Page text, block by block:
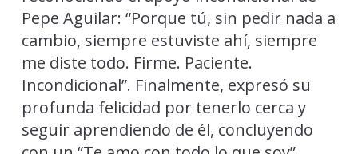
Pepe Aguilar: “Porque tú, sin pedir nada a
cambio, siempre estuviste ahí, siempre
me diste todo. Firme. Paciente.
Incondicional”. Finalmente, expresó su
profunda felicidad por tenerlo cerca y
seguir aprendiendo de él, concluyendo